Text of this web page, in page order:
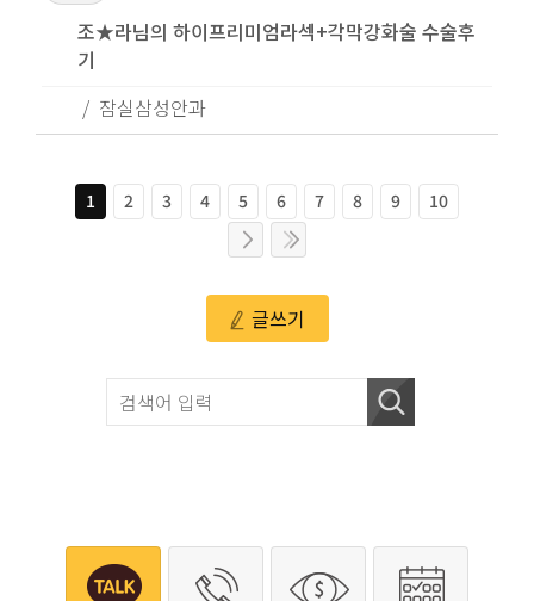
조★라님의 하이프리미엄라섹+각막강화술 수술후
기
잠실삼성안과
1 2 3 4 5 6 7 8 9 10
글쓰기